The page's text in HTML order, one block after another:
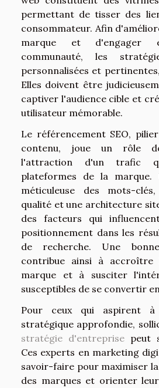
permettant de tisser des
consommateur. Afin
marque et d'engager
communauté, les
personnalisées et
Elles doivent être
captiver l'audience cible et
utilisateur mémorable.
Le référencement SEO,
contenu, joue un rôle
l'attraction d'un trafic
plateformes de la marque.
méticuleuse des mots-
qualité et une architecture
des facteurs qui
positionnement dans les
de recherche. Une
contribue ainsi à
marque et à susciter
susceptibles de se convertir
Pour ceux qui aspirent à
stratégique approfondie,
stratégie d'entreprise peut
Ces experts en marketing
savoir-faire pour maximiser
des marques et orienter